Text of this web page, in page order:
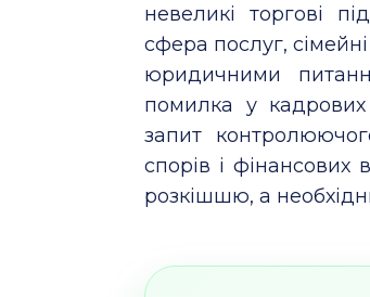
невеликі торгові
сфера послуг,
юридичними
помилка у
запит
спорів і
розкішшю, а